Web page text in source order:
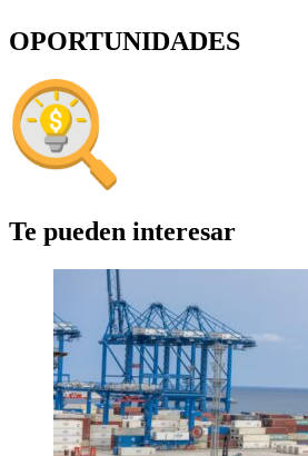
OPORTUNIDADES
Te pueden interesar